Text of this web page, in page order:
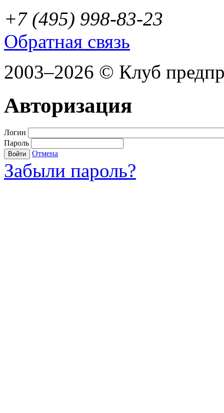
+7 (495) 998-83-23
Обратная связь
2003–2026 © Клуб
Авторизация
Логин
Пароль
Войти Отмена
Забыли пароль?